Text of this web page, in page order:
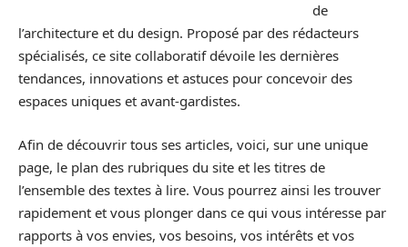
de
l’architecture et du design. Proposé par des rédacteurs
spécialisés, ce site collaboratif dévoile les dernières
tendances, innovations et astuces pour concevoir des
espaces uniques et avant-gardistes.
Afin de découvrir tous ses articles, voici, sur une unique
page, le plan des rubriques du site et les titres de
l’ensemble des textes à lire. Vous pourrez ainsi les trouver
rapidement et vous plonger dans ce qui vous intéresse par
rapports à vos envies, vos besoins, vos intérêts et vos